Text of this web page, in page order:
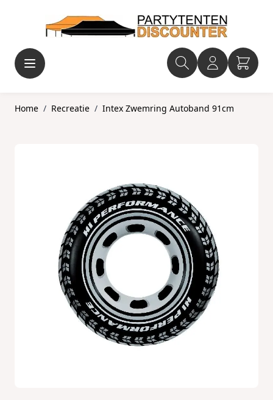
Home / Recreatie / Intex Zwemring Autoband 91cm